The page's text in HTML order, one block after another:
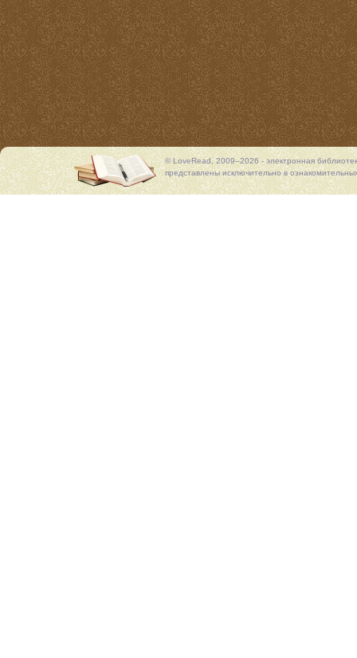
© LoveRead, 2009–2026 - электронная
представлены исключительно в